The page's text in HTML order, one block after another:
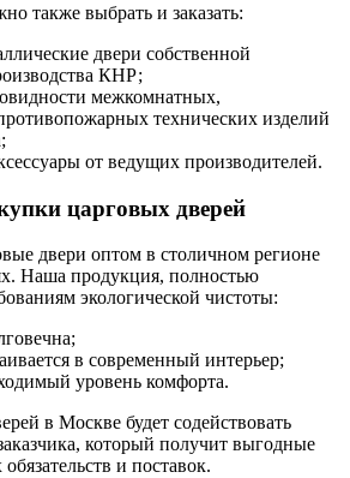
также выбрать и заказать:
двери собственной
КНР;
межкомнатных,
технических изделий
от ведущих производителей.
царговых дверей
двери оптом в столичном регионе
Наша продукция, полностью
экологической чистоты:
в современный интерьер;
уровень комфорта.
в Москве будет содействовать
который получит выгодные
и поставок.